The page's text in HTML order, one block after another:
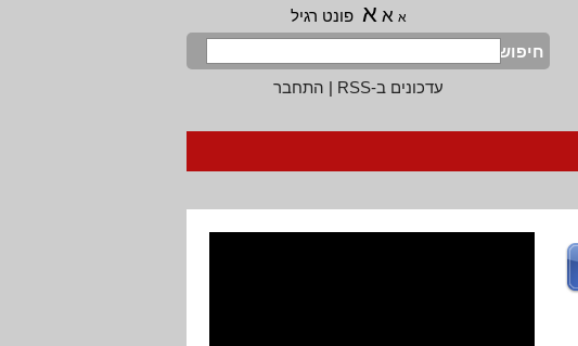
א א א פונט רגיל
חיפוש
עדכונים ב-RSS
| התחבר